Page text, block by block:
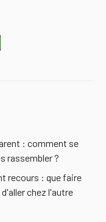
: comment se
rassembler ?
recours : que faire
chez l'autre